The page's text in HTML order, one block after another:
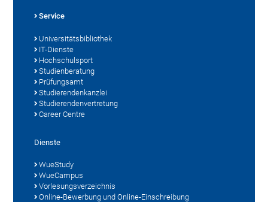
Service
Universitätsbibliothek
IT-Dienste
Hochschulsport
Studienberatung
Prüfungsamt
Studierendenkanzlei
Studierendenvertretung
Career Centre
Dienste
WueStudy
WueCampus
Vorlesungsverzeichnis
Online-Bewerbung und Online-Einschreibung